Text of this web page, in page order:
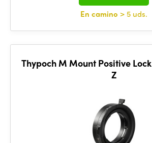
En camino > 5 uds.
Thypoch M Mount Positive
Z